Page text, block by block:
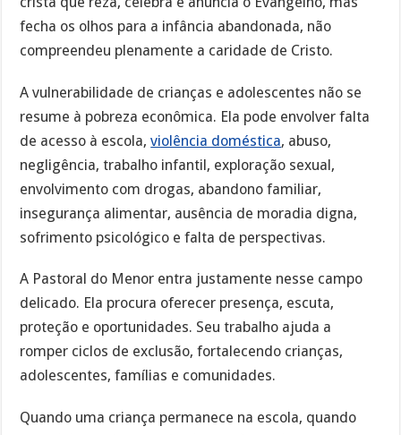
fecha os olhos para a infância abandonada, não
compreendeu plenamente a caridade de Cristo.
A vulnerabilidade de crianças e adolescentes não se
resume à pobreza econômica. Ela pode envolver falta
de acesso à escola,violência doméstica, abuso,
negligência, trabalho infantil, exploração sexual,
envolvimento com drogas, abandono familiar,
insegurança alimentar, ausência de moradia digna,
sofrimento psicológico e falta de perspectivas.
A Pastoral do Menor entra justamente nesse campo
delicado. Ela procura oferecer presença, escuta,
proteção e oportunidades. Seu trabalho ajuda a
romper ciclos de exclusão, fortalecendo crianças,
adolescentes, famílias e comunidades.
Quando uma criança permanece na escola, quando